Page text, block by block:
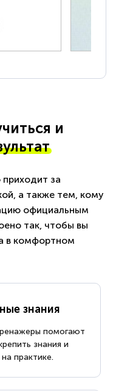
и
за
а также тем, кому
официальным
так, чтобы вы
в комфортном
знания
помогают
знания и
практике.